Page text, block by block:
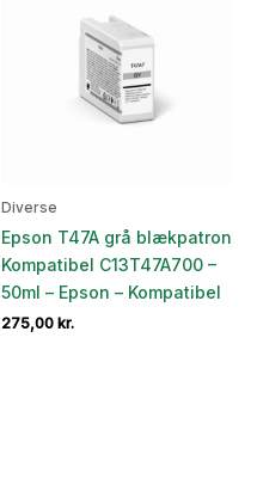
Diverse
Epson T47A grå blækpatron
Kompatibel C13T47A700 –
50ml – Epson – Kompatibel
275,00 kr.